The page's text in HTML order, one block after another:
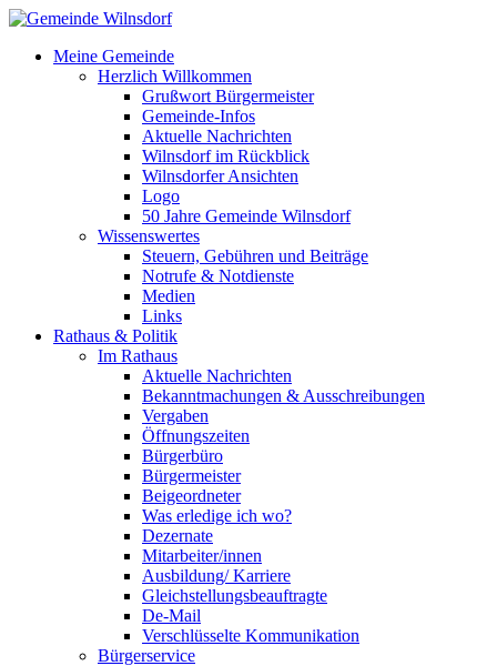
Meine Gemeinde
Herzlich Willkommen
Grußwort Bürgermeister
Gemeinde-Infos
Aktuelle Nachrichten
Wilnsdorf im Rückblick
Wilnsdorfer Ansichten
Logo
50 Jahre Gemeinde Wilnsdorf
Wissenswertes
Steuern, Gebühren und Beiträge
Notrufe & Notdienste
Medien
Links
Rathaus & Politik
Im Rathaus
Aktuelle Nachrichten
Bekanntmachungen & Ausschreibungen
Vergaben
Öffnungszeiten
Bürgerbüro
Bürgermeister
Beigeordneter
Was erledige ich wo?
Dezernate
Mitarbeiter/innen
Ausbildung/ Karriere
Gleichstellungsbeauftragte
De-Mail
Verschlüsselte Kommunikation
Bürgerservice